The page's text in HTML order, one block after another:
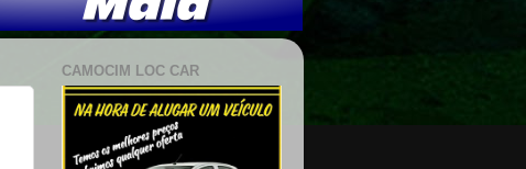
CAMOCIM LOC CAR